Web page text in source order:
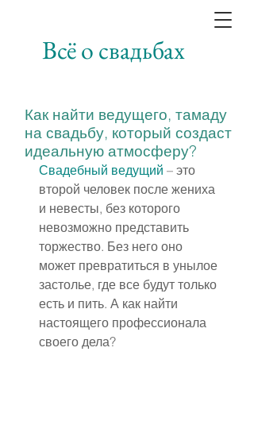
Всё о свадьбах
Как найти ведущего, тамаду
на свадьбу, который создаст
идеальную атмосферу?
Свадебный ведущий – это
второй человек после жениха
и невесты, без которого
невозможно представить
торжество. Без него оно
может превратиться в унылое
застолье, где все будут только
есть и пить. А как найти
настоящего профессионала
своего дела?